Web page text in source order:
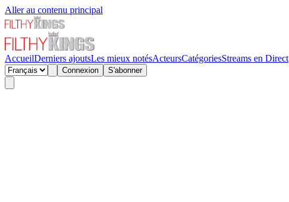
Aller au contenu principal
AccueilDerniers ajoutsLes mieux notésActeursCatégoriesStreams en Direct
Connexion S'abonner